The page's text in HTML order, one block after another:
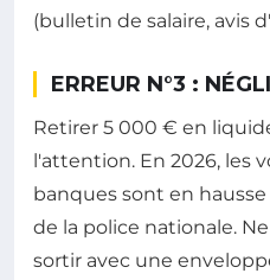
(bulletin de salaire, avis
ERREUR N°3 :
Retirer 5 000 € en
l'attention. En 2026, les
banques sont en hausse
de la police nationale.
sortir avec une